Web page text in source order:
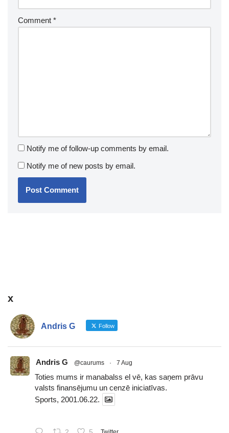
Comment *
Notify me of follow-up comments by email.
Notify me of new posts by email.
x
Andris G Follow
Andris G @caurums · 7 Aug
Toties mums ir manabalss el vē, kas saņem prāvu
valsts finansējumu un cenzē iniciatīvas.
Sports, 2001.06.22.